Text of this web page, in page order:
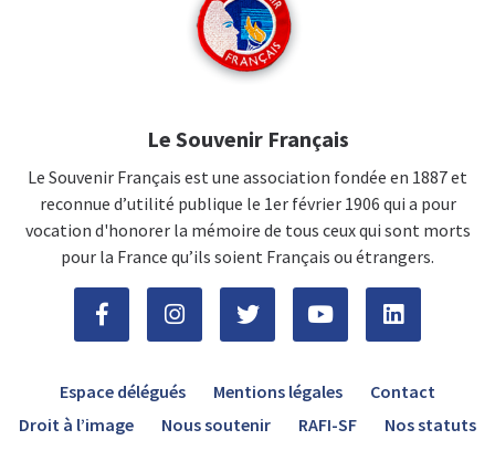
Le Souvenir Français
Le Souvenir Français est une association fondée en 1887 et
reconnue d’utilité publique le 1er février 1906 qui a pour
vocation d'honorer la mémoire de tous ceux qui sont morts
pour la France qu’ils soient Français ou étrangers.
Espace délégués Mentions légales
Contact
Droit à l’image
Nous soutenir RAFI-SF Nos statuts